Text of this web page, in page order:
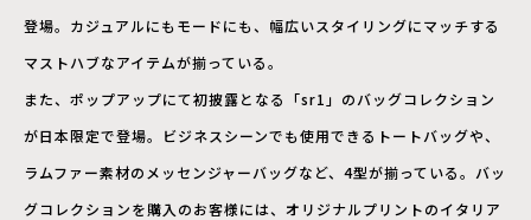
登場。カジュアルにもモードにも、幅広いスタイリングにマッチする
マストハブなアイテムが揃っている。
また、ポップアップにて初披露となる「sr1」のバッグコレクション
が日本限定で登場。ビジネスシーンでも使用できるトートバッグや、
ラムファー素材のメッセンジャーバッグなど、4型が揃っている。バッ
グコレクションを購入のお客様には、オリジナルプリントのイタリア